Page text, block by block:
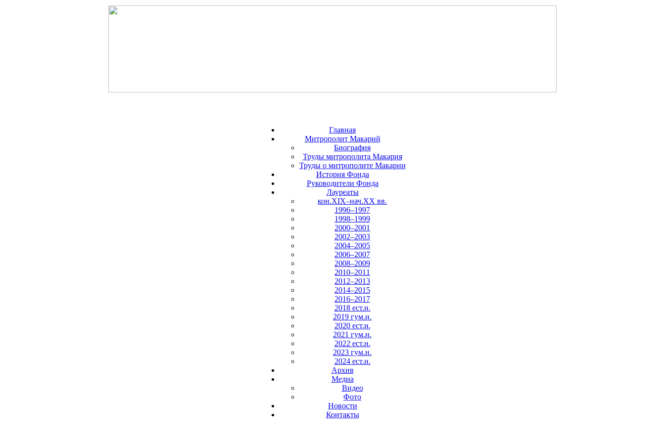
Главная
Митрополит Макарий
Биография
Труды митрополита Макария
Труды о митрополите Макарии
История Фонда
Руководители Фонда
Лауреаты
кон.XIX–нач.XX вв.
1996–1997
1998–1999
2000–2001
2002–2003
2004–2005
2006–2007
2008–2009
2010–2011
2012–2013
2014–2015
2016–2017
2018 ест.н.
2019 гум.н.
2020 ест.н.
2021 гум.н.
2022 ест.н.
2023 гум.н.
2024 ест.н.
Архив
Медиа
Видео
Фото
Новости
Контакты